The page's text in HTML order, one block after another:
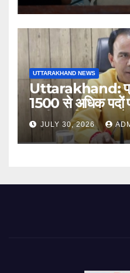
UTTARAKHAND NEWS
Uttarakhand:
1500 से अधिक पदों पर
मंत्री धन सिंह रावत ने
JULY 30, 2026